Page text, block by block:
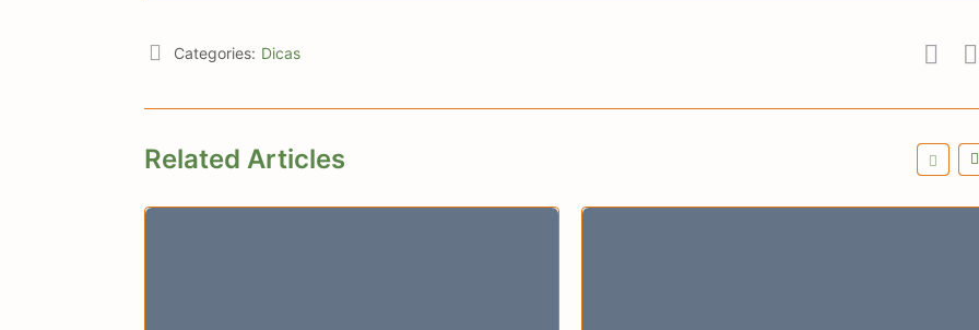
Categories: Dicas
Related Articles